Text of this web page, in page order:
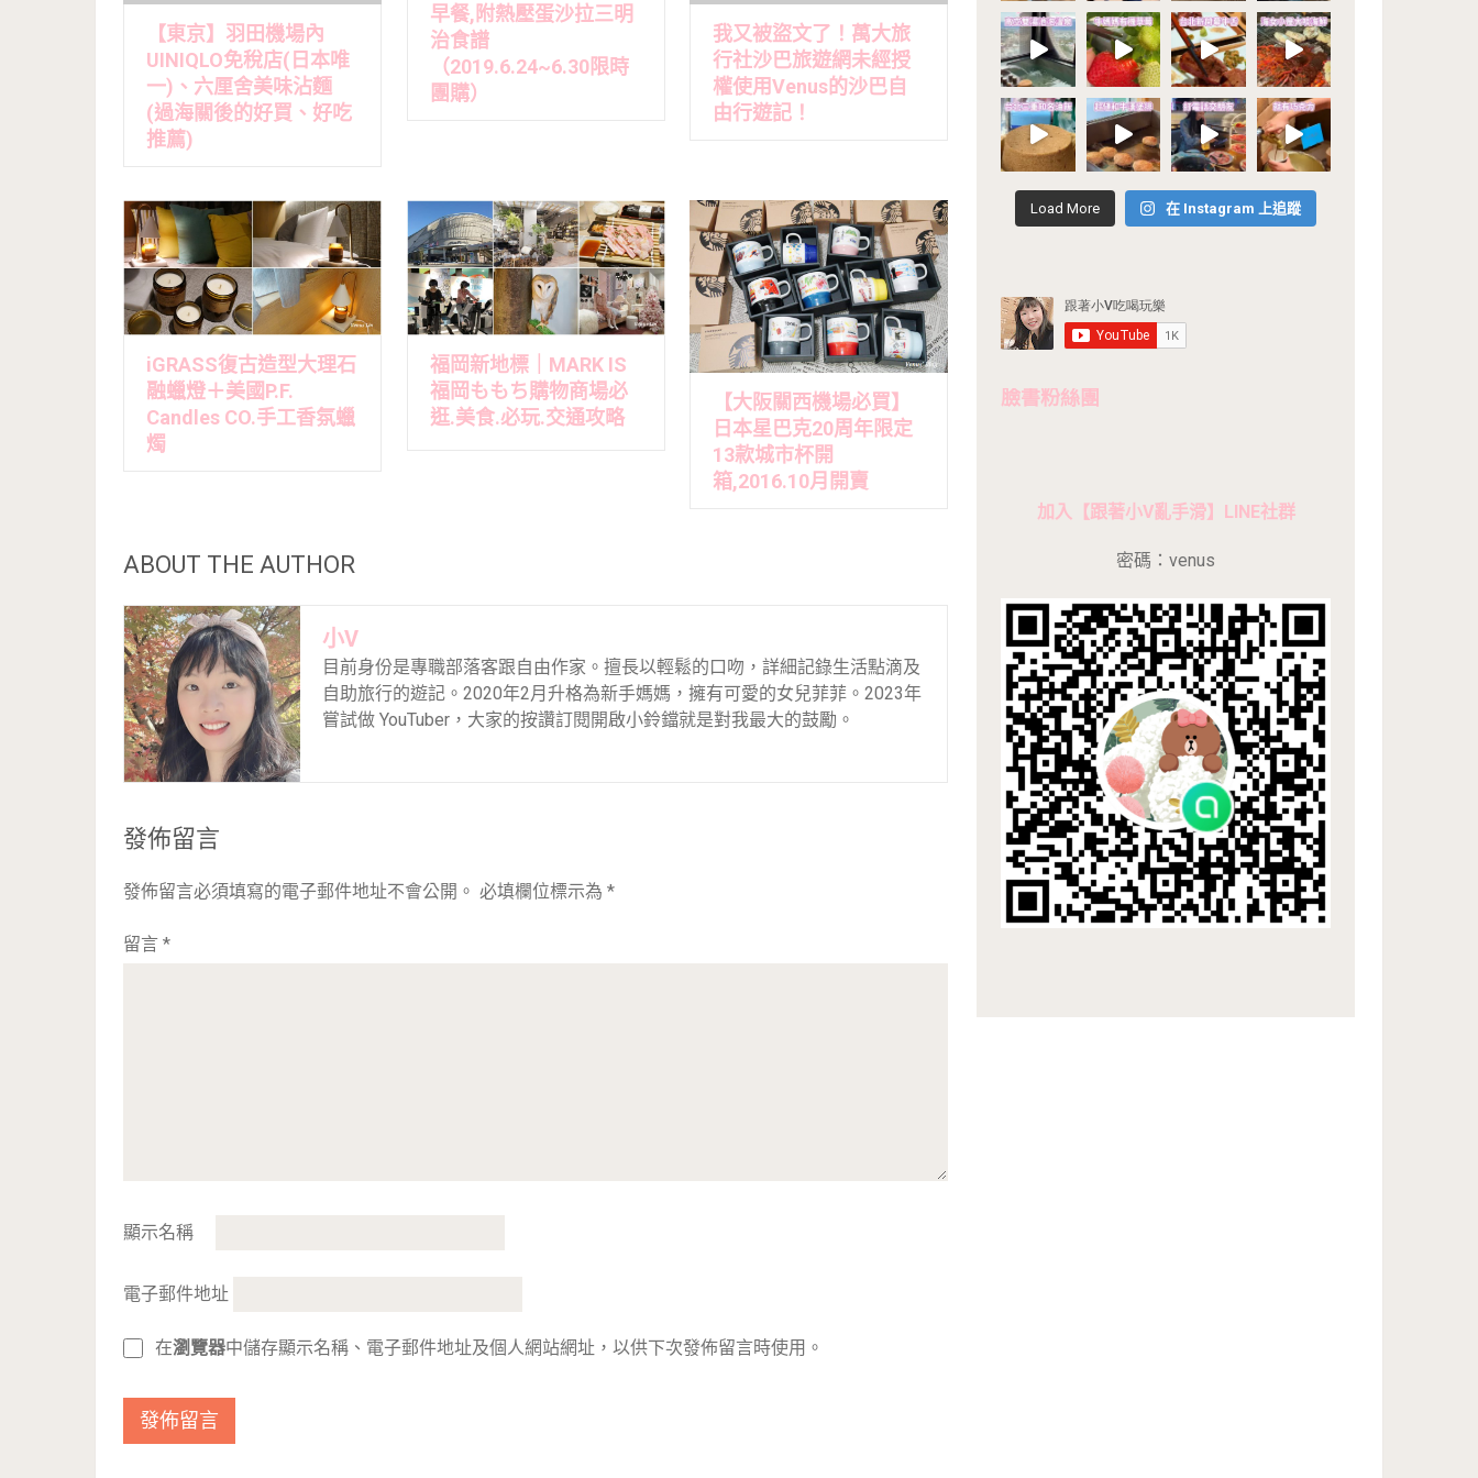
【東京】羽田機場內
UINIQLO免稅店(日本唯
一)、六厘舍美味沾麵
(過海關後的好買、好吃
推薦)
早餐,附熱壓蛋沙拉三明
治食譜
（2019.6.24~6.30限時
團購）
我又被盜文了！萬大旅
行社沙巴旅遊網未經授
權使用Venus的沙巴自
由行遊記！
iGRASS復古造型大理石
融蠟燈＋美國P.F.
Candles CO.手工香氛蠟
燭
福岡新地標｜MARK IS
福岡ももち購物商場必
逛.美食.必玩.交通攻略
【大阪關西機場必買】
日本星巴克20周年限定
13款城市杯開
箱,2016.10月開賣
ABOUT THE AUTHOR
小V
目前身份是專職部落客跟自由作家。擅長以輕鬆的口吻，詳細記錄生活點滴及
自助旅行的遊記。2020年2月升格為新手媽媽，擁有可愛的女兒菲菲。2023年
嘗試做 YouTuber，大家的按讚訂閱開啟小鈴鐺就是對我最大的鼓勵。
發佈留言
發佈留言必須填寫的電子郵件地址不會公開。 必填欄位標示為 *
留言 *
顯示名稱
電子郵件地址
在瀏覽器中儲存顯示名稱、電子郵件地址及個人網站網址，以供下次發佈留言時使用。
Load More 在 Instagram 上追蹤
臉書粉絲團
加入【跟著小V亂手滑】LINE社群
密碼：venus